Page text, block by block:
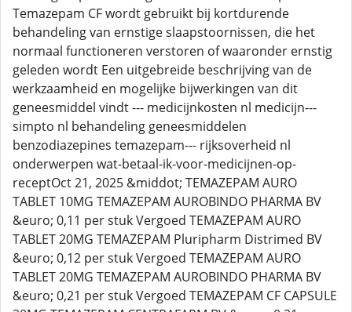
Temazepam CF wordt gebruikt bij kortdurende
behandeling van ernstige slaapstoornissen, die het
normaal functioneren verstoren of waaronder ernstig
geleden wordt Een uitgebreide beschrijving van de
werkzaamheid en mogelijke bijwerkingen van dit
geneesmiddel vindt --- medicijnkosten nl medicijn---
simpto nl behandeling geneesmiddelen
benzodiazepines temazepam--- rijksoverheid nl
onderwerpen wat-betaal-ik-voor-medicijnen-op-
receptOct 21, 2025 &middot; TEMAZEPAM AURO
TABLET 10MG TEMAZEPAM AUROBINDO PHARMA BV
&euro; 0,11 per stuk Vergoed TEMAZEPAM AURO
TABLET 20MG TEMAZEPAM Pluripharm Distrimed BV
&euro; 0,12 per stuk Vergoed TEMAZEPAM AURO
TABLET 20MG TEMAZEPAM AUROBINDO PHARMA BV
&euro; 0,21 per stuk Vergoed TEMAZEPAM CF CAPSULE